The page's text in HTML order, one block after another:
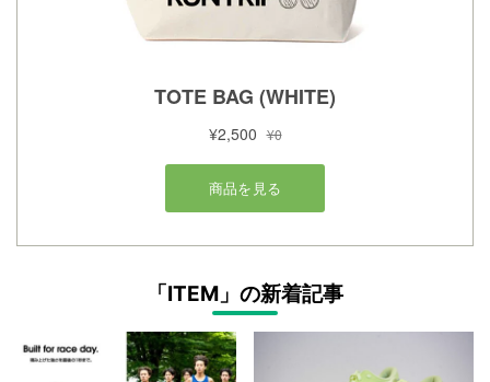
「ITEM」の新着記事